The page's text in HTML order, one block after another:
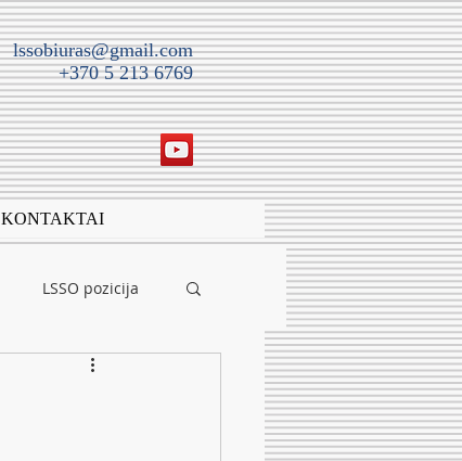
lssobiuras@gmail.com
+370 5 213 6769
KONTAKTAI
LSSO pozicija